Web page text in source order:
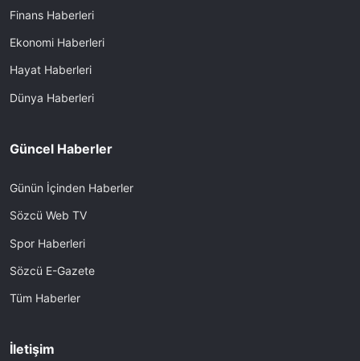
Finans Haberleri
Ekonomi Haberleri
Hayat Haberleri
Dünya Haberleri
Güncel Haberler
Günün İçinden Haberler
Sözcü Web TV
Spor Haberleri
Sözcü E-Gazete
Tüm Haberler
İletişim